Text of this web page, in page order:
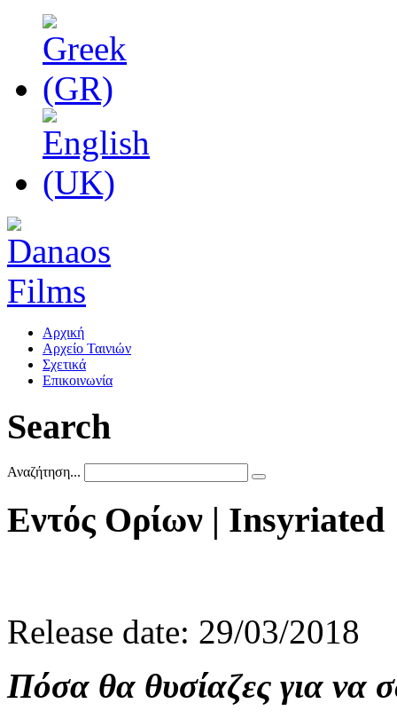
Αρχική
Αρχείο Ταινιών
Σχετικά
Επικοινωνία
Search
Αναζήτηση...
Εντός Ορίων | Insyriated
Release date: 29/03/2018
Πόσα θα θυσίαζες για να